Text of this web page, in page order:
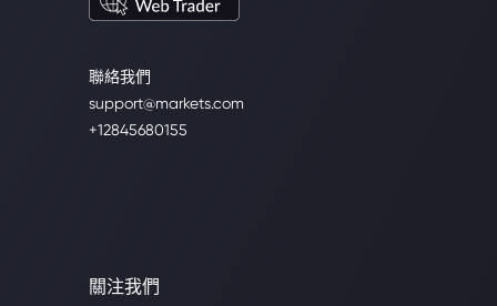
聯絡我們
support@markets.com
+12845680155
關注我們